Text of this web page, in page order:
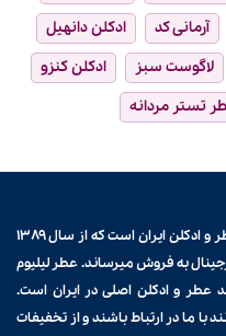
آرمانی کد
ادکلن دانهیل
لاگوست سبز
ادکلن کنزو
تستر مردانه
و ادکلن
ایران است که از سال ۱۳۸۹
به فروش میرساند. عطر لیلیوم
عطر و ادکلن اصلی در ایران است.
ما در ارتباط باشند و از تخفیفات